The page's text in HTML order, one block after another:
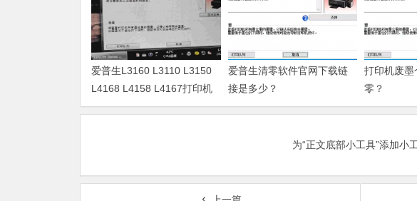
爱普生L3160 L3110 L3150
L4168 L4158 L4167打印机
废墨清零软件
爱普生清零软件官网下载链
接是多少？
打印机废
零？
为“正文底部小工具”添加小